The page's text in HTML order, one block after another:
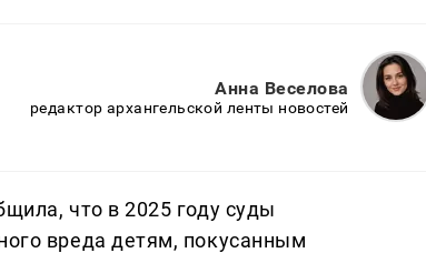
Анна Веселова
редактор архангельской ленты новостей
что в 2025 году суды
вреда детям, покусанным